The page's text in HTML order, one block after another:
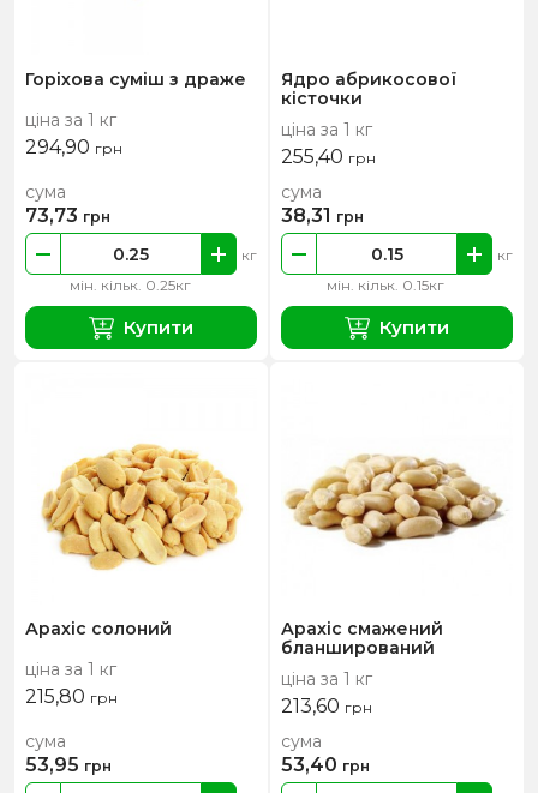
Горіхова суміш з драже
ціна за 1 кг
294,90 грн
мін. кільк. 0.25кг
кг
сума
73,73 грн
Купити
Ядро абрикосової
кісточки
ціна за 1 кг
255,40 грн
мін. кільк. 0.15кг
кг
сума
38,31 грн
Купити
Арахіс солоний
ціна за 1 кг
215,80 грн
сума
53,95 грн
Арахіс смажений
бланширований
ціна за 1 кг
213,60 грн
сума
53,40 грн